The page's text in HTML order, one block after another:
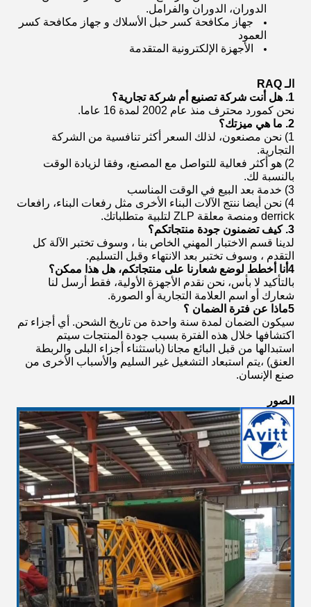
الدوران، الدوران والفرامل.
جهاز مكافحة كسر حبل الأسلاك و جهاز مكافحة كسر
العمود
الأجهزة الإلكترونية المتقدمة
الـ RAQ
1. هل أنت شركة تصنيع أم شركة تجارية؟
نحن كمورد محترف منذ عام 2002 لمدة 16 عاما.
2. ما هي ميزتك؟
1) نحن مصنعون، لذلك السعر أكثر تنافسية من الشركة
التجارية.
2) هو أكثر فعالية للتواصل مع المصنع، وفقا لزيادة الوقت
بالنسبة لك.
3) خدمة بعد البيع في الوقت المناسب
4) نحن أيضا ننتج الآلات البناء الأخرى مثل رفعات البناء، رافعات
derrick ومنصة معلقة ZLP لتلبية متطلباتك.
3. كيف تضمنون جودة منتجاتكم؟
لدينا قسم الاختبار المهني الخاص بنا ، وسوف تختبر الآلة كل
التقدم ، وسوف تختبر بعد الانتهاء وقبل التسليم.
4أنا أخطط لوضع شعارنا على منتجاتكم، هل هذا ممكن؟
بالتأكيد لا بأس، نحن نقدم الأجهزة الأولية، فقط أرسل لنا
شعارك أو اسم العلامة التجارية أو الصورة.
5ماذا عن فترة الضمان ؟
سيكون الضمان لمدة سنة واحدة من تاريخ الشحن. أي أجزاء تم
اكتشافها خلال هذه الفترة بسبب جودة المنتجات سيتم
استبدالها من قبل البائع مجانا (باستثناء أجزاء البلى والربطة
العنق) ،يتم استبعاد التشغيل غير السليم والأسباب الأخرى من
صنع الإنسان.
الصور